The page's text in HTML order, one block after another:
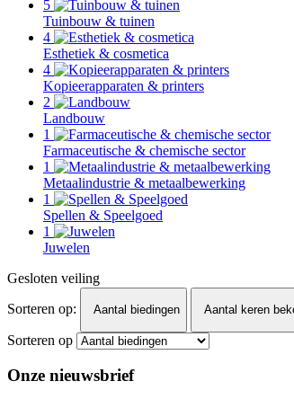
5
Tuinbouw & tuinen
4
Esthetiek & cosmetica
4
Kopieerapparaten & printers
2
Landbouw
1
Farmaceutische & chemische sector
1
Metaalindustrie & metaalbewerking
1
Spellen & Speelgoed
1
Juwelen
Gesloten veiling
Sorteren op:
Aantal biedingen Aantal keren
Sorteren op
Onze nieuwsbrief